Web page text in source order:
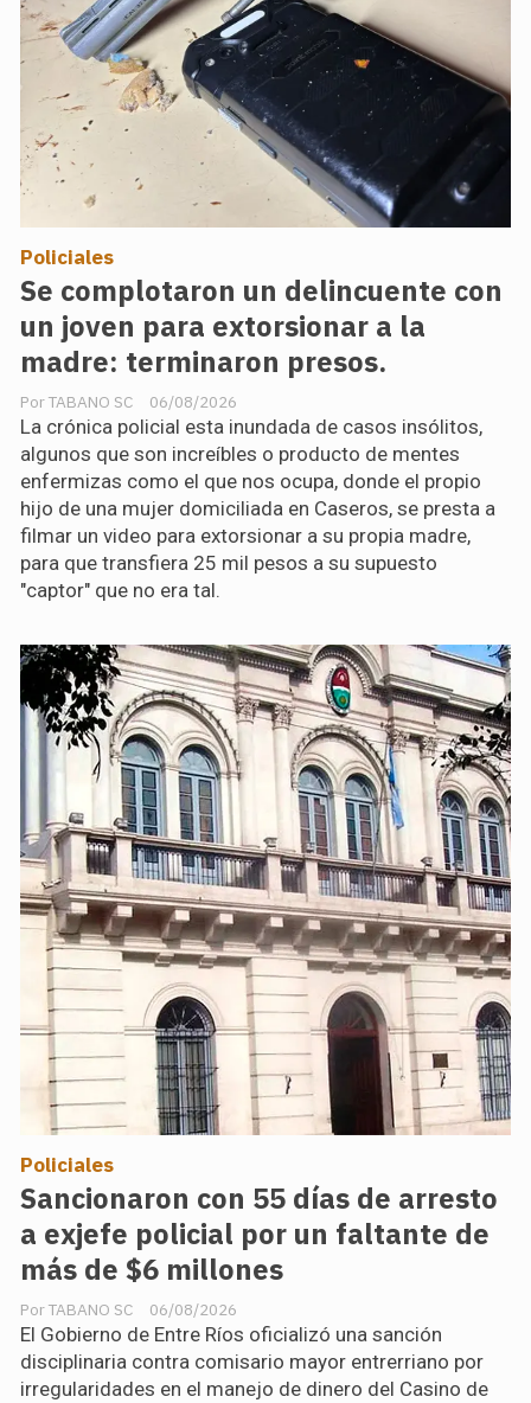
Se complotaron un delincuente con
un joven para extorsionar a la
madre: terminaron presos.
TABANO SC
Policiales
06/08/2026
La crónica policial esta inundada de casos insólitos,
algunos que son increíbles o producto de mentes
enfermizas como el que nos ocupa, donde el propio
hijo de una mujer domiciliada en Caseros, se presta a
filmar un video para extorsionar a su propia madre,
para que transfiera 25 mil pesos a su supuesto
"captor" que no era tal.
Sancionaron con 55 días de arresto
a exjefe policial por un faltante de
más de $6 millones
TABANO SC
Policiales
06/08/2026
El Gobierno de Entre Ríos oficializó una sanción
disciplinaria contra comisario mayor entrerriano por
irregularidades en el manejo de dinero del Casino de